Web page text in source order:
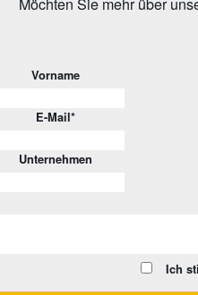
Vorname
E-Mail*
Unternehmen
Ich